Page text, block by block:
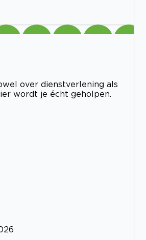
over dienstverlening als
wordt je écht geholpen.